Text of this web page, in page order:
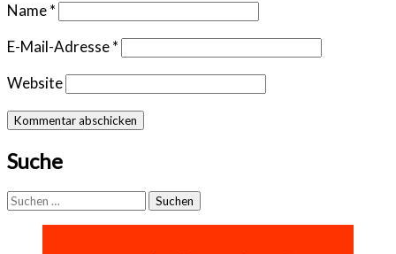
Name*
E-Mail-Adresse*
Website
Suche
Suchen
nach: